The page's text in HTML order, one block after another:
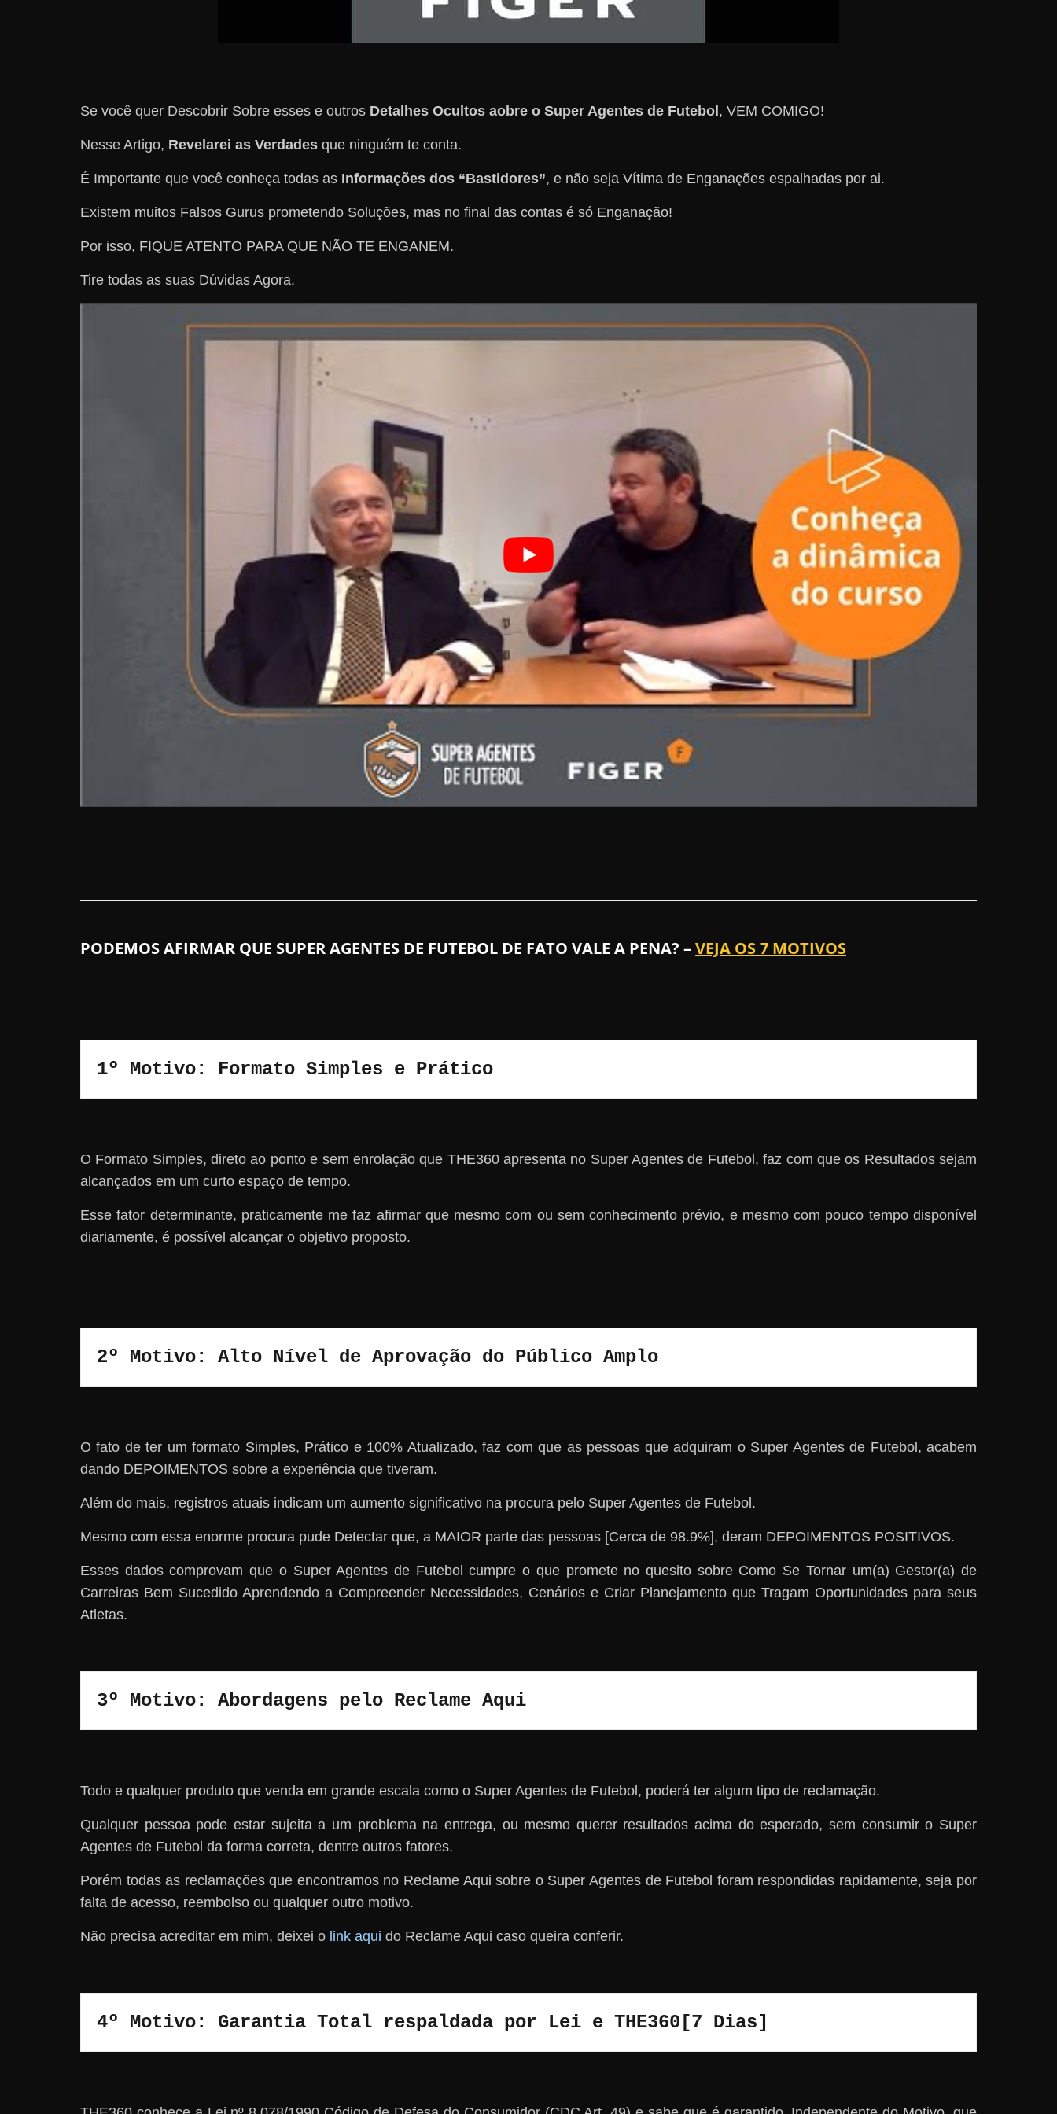
Se você quer Descobrir Sobre esses e outros Detalhes Ocultos aobre o Super Agentes de Futebol, VEM COMIGO!
Nesse Artigo, Revelarei as Verdades que ninguém te conta.
É Importante que você conheça todas as Informações dos “Bastidores”, e não seja Vítima de Enganações espalhadas por ai.
Existem muitos Falsos Gurus prometendo Soluções, mas no final das contas é só Enganação!
Por isso, FIQUE ATENTO PARA QUE NÃO TE ENGANEM.
Tire todas as suas Dúvidas Agora.
PODEMOS AFIRMAR QUE SUPER AGENTES DE FUTEBOL DE FATO VALE A PENA? –VEJA OS 7 MOTIVOS
1º Motivo: Formato Simples e Prático
O Formato Simples, direto ao ponto e sem enrolação que THE360 apresenta no Super Agentes de Futebol, faz com que os Resultados sejam
alcançados em um curto espaço de tempo.
Esse fator determinante, praticamente me faz afirmar que mesmo com ou sem conhecimento prévio, e mesmo com pouco tempo disponível
diariamente, é possível alcançar o objetivo proposto.
2º Motivo: Alto Nível de Aprovação do Público Amplo
O fato de ter um formato Simples, Prático e 100% Atualizado, faz com que as pessoas que adquiram o Super Agentes de Futebol, acabem
dando DEPOIMENTOS sobre a experiência que tiveram.
Além do mais, registros atuais indicam um aumento significativo na procura pelo Super Agentes de Futebol.
Mesmo com essa enorme procura pude Detectar que, a MAIOR parte das pessoas [Cerca de 98.9%], deram DEPOIMENTOS POSITIVOS.
Esses dados comprovam que o Super Agentes de Futebol cumpre o que promete no quesito sobre Como Se Tornar um(a) Gestor(a) de
Carreiras Bem Sucedido Aprendendo a Compreender Necessidades, Cenários e Criar Planejamento que Tragam Oportunidades para seus
Atletas.
3º Motivo: Abordagens pelo Reclame Aqui
Todo e qualquer produto que venda em grande escala como o Super Agentes de Futebol, poderá ter algum tipo de reclamação.
Qualquer pessoa pode estar sujeita a um problema na entrega, ou mesmo querer resultados acima do esperado, sem consumir o Super
Agentes de Futebol da forma correta, dentre outros fatores.
Porém todas as reclamações que encontramos no Reclame Aqui sobre o Super Agentes de Futebol foram respondidas rapidamente, seja por
falta de acesso, reembolso ou qualquer outro motivo.
Não precisa acreditar em mim, deixei o link aqui do Reclame Aqui caso queira conferir.
4º Motivo: Garantia Total respaldada por Lei e THE360[7 Dias]